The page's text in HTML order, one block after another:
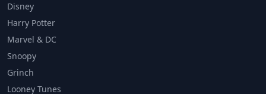
Disney
Harry Potter
Marvel & DC
Snoopy
Grinch
Looney Tunes